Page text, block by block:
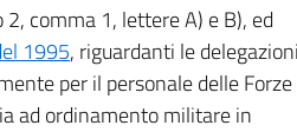
comma 1, lettere A) e B), ed
1995, riguardanti le
per il personale delle Forze
ad ordinamento militare in